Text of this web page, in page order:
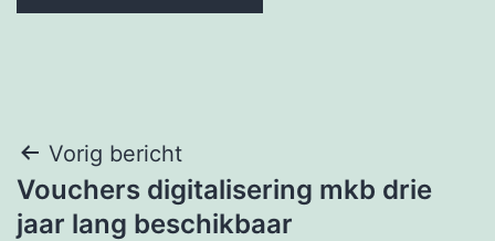
Bericht
navigatie
Vorig bericht
Vouchers digitalisering mkb drie
jaar lang beschikbaar